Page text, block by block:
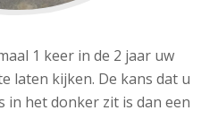
1 keer in de 2 jaar uw
laten kijken. De kans dat u
in het donker zit is dan een